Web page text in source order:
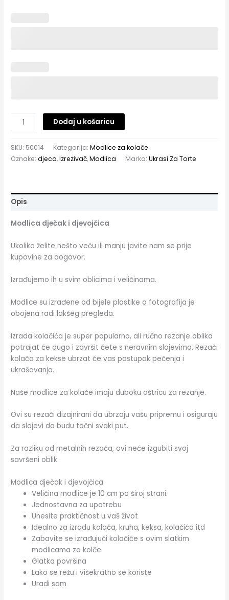
Dodaj u košaricu
SKU: 50014 Kategorija:Modlice za kolače
Oznake:djeca,Izrezivač,Modlica Marka:Ukrasi Za Torte
Opis
Modlica dječak i djevojčica
Ukoliko želite nešto veću ili manju javite nam se prije
kupovine za dogovor.
Izrađujemo ih u svim oblicima i veličinama.
Modlice su izrađene od bijele plastike a fotografija je
obojena radi lakšeg pregleda.
Izrada kolačića je super popularno, ali ručno rezanje oblika
potrajat će dugo i završit ćete s neravnim slojevima. Rezači
kolača za kekse ubrzat će vas postupak pečenja i
ukrašavanja.
Naše modlice za kolače imaju duboku oštricu za rezanje.
Ovi su rezači dizajnirani da ubrzaju vašu pripremu i osiguraju
da slojevi da budu točni svaki put.
Za razliku od metalnih rezača, ovi neće izgubiti svoj
savršeni oblik.
Modlica dječak i djevojčica
Veličina modlice je 10 cm po široj strani.
Jednostavna za upotrebu
Unesite praktičnost u vaš život
Idealno za izradu kolača, kruha, keksa, kolačića itd
Zabavite se izrađujući kolačiće s ovim slatkim
modlicama za kolče
Glatka površina
Lako se režu i višekratno se koriste
Uradi sam